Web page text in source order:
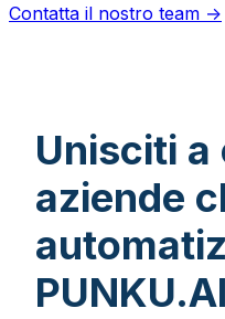
Contatta il nostro team →
Unisciti
aziende
PUNKU.AI